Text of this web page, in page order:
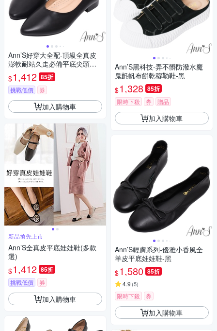
Ann’S好穿大全配-頂級全真皮
澎軟耐站久走必備平底尖頭包
鞋2cm-黑
$1,412 85折
挑戰低價 券
加入購物車
新品搶先上市
Ann’S全真皮平底娃娃鞋(多款
選)
$1,412 85折
挑戰低價 券
加入購物車
Ann’S黑科技-弄不髒防潑水魔
鬼氈帆布餅乾穆勒鞋-黑
$1,328 85折
限時下殺 券 贈品
加入購物車
Ann’S輕膚系列-優雅小香風全
羊皮平底娃娃鞋-黑
$1,580 85折
4.9 (5)
限時下殺 券
加入購物車